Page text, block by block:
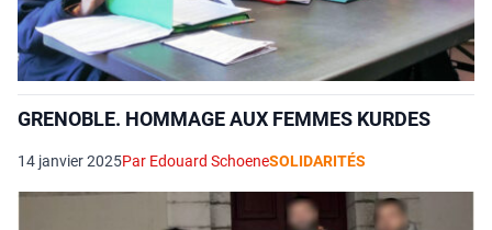
GRENOBLE. HOMMAGE AUX FEMMES KURDES
14 janvier 2025Par Edouard SchoeneSOLIDARITÉS